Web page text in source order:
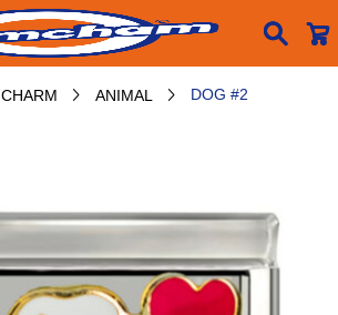

CHARM  ANIMAL  DOG #2